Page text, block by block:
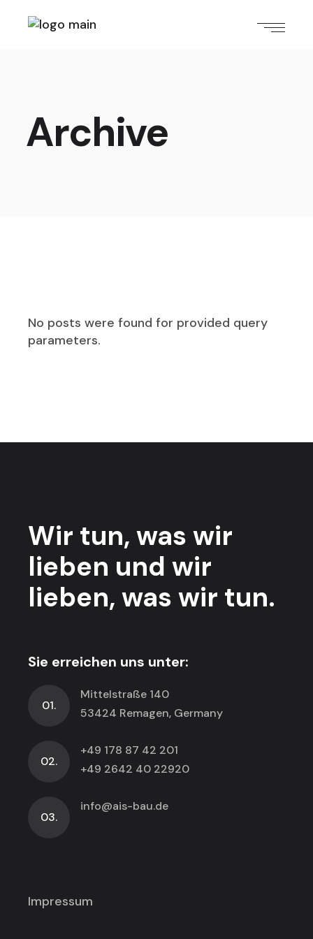
Archive
No posts were found for provided query
parameters.
Wir tun,was wir
lieben und wir
lieben, was wir tun.
Sie erreichen uns unter:
01.
Mittelstraße 140
53424 Remagen, Germany
02.
+49 178 87 42 201
+49 2642 40 22920
03.
info@ais-bau.de
Impressum